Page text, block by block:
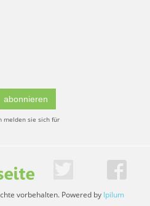
abonnieren
melden sie sich für
vorbehalten. Powered by Ipilum